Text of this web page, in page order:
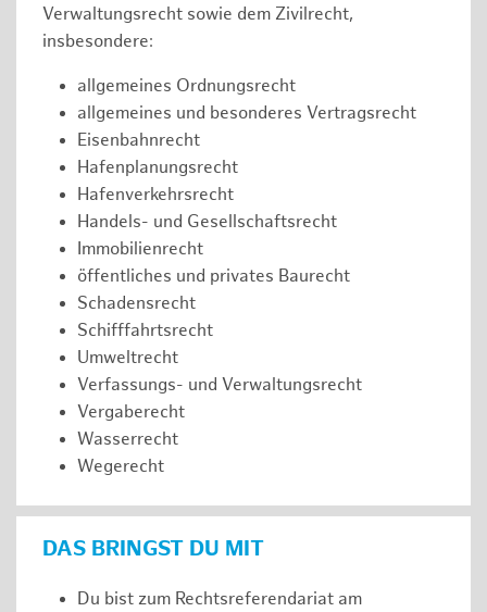
Verwaltungsrecht sowie dem Zivilrecht,
insbesondere:
allgemeines Ordnungsrecht
allgemeines und besonderes Vertragsrecht
Eisenbahnrecht
Hafenplanungsrecht
Hafenverkehrsrecht
Handels- und Gesellschaftsrecht
Immobilienrecht
öffentliches und privates Baurecht
Schadensrecht
Schifffahrtsrecht
Umweltrecht
Verfassungs- und Verwaltungsrecht
Vergaberecht
Wasserrecht
Wegerecht
DAS BRINGST DU MIT
Du bist zum Rechtsreferendariat am